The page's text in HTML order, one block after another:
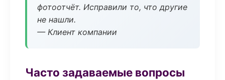
фотоотчёт. Исправили то, что другие
не нашли.
— Клиент компании
Часто задаваемые вопросы